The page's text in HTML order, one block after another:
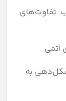
تفاوت‌های
به